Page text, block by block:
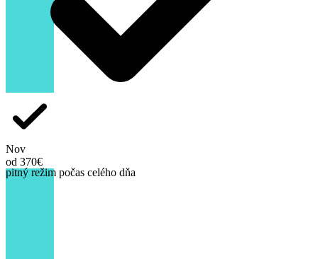
Nov
od 370€
pitný režim počas celého dňa